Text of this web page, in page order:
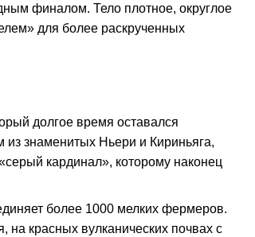
финалом. Тело плотное, округлое
для более раскрученных
долгое время оставался
знаменитых Ньери и Кириньяга,
кардинал», которому наконец
более 1000 мелких фермеров.
красных вулканических почвах с